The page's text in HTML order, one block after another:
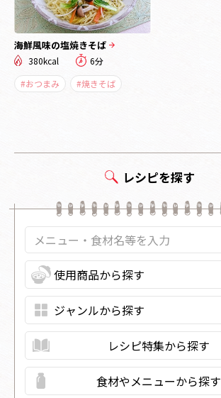
海鮮風味の塩焼きそば
380kcal
6分
#おつまみ
#焼きそば
レシピを探す
レシピ特集から探す
食材やメニューから探す